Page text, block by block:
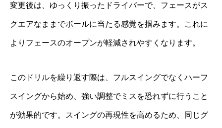
変更後は、ゆっくり振ったドライバーで、フェースがス
クエアなままでボールに当たる感覚を掴みます。これに
よりフェースのオープンが軽減されやすくなります。
このドリルを繰り返す際は、フルスイングでなくハーフ
スイングから始め、強い調整でミスを恐れずに行うこと
が効果的です。スイングの再現性を高めるため、同じグ